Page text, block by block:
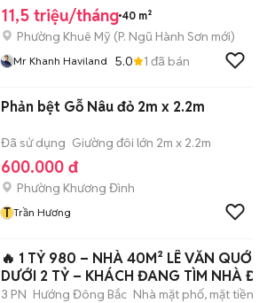
11,5 triệu/tháng 40 m²
Phường Khuê Mỹ (P. Ngũ Hành Sơn mới)
Mr Khanh Haviland 5.0 1 đã bán
Phản bệt Gỗ Nâu đỏ 2m x 2.2m
Đã sử dụng Giường đôi lớn 2m x 2.2m
600.000 đ
Phường Khương Đình
T Trần Hương
🔥 1 TỶ 980 – NHÀ 40M² LÊ VĂN QUỚI |
DƯỚI 2 TỶ – KHÁCH ĐANG TÌM NHÀ
3 PN Hướng Đông Bắc Nhà mặt phố, mặt tiền